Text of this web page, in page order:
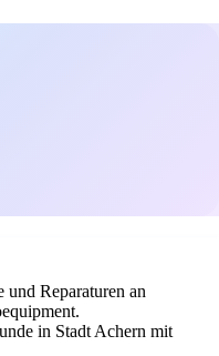
und Reparaturen an
in Stadt Achern mit